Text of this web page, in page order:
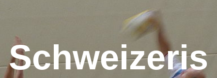
Schweizeris